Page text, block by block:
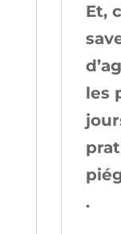
Et,
les
.